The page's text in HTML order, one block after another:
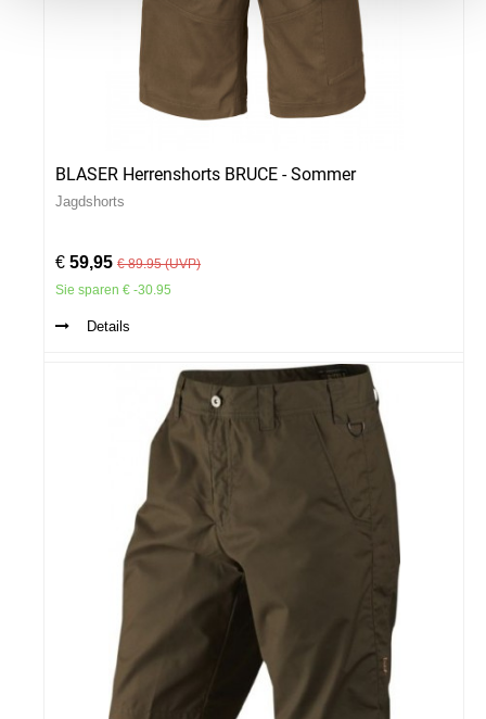
BLASER Herrenshorts BRUCE - Sommer
Jagdshorts
€ 59,95 € 89.95 (UVP)
Sie sparen € -30.95
Details